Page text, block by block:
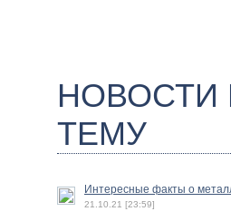
ТЕМУ
Интересные факты о
21.10.21 [23:59]